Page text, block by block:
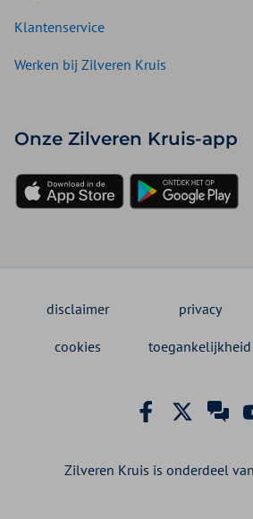
Klantenservice
Werken bij Zilveren Kruis
Onze Zilveren Kruis-app
disclaimer privacy
cookies toegankelijkheid
Zilveren Kruis is onderdeel van